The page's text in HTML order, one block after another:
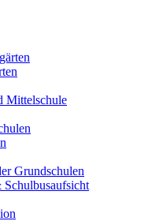
Mittelschule
Grundschulen